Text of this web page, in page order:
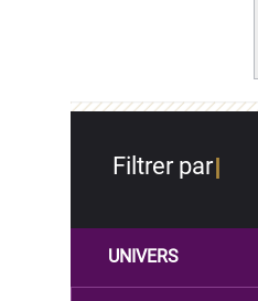
Filtrer par
UNIVERS